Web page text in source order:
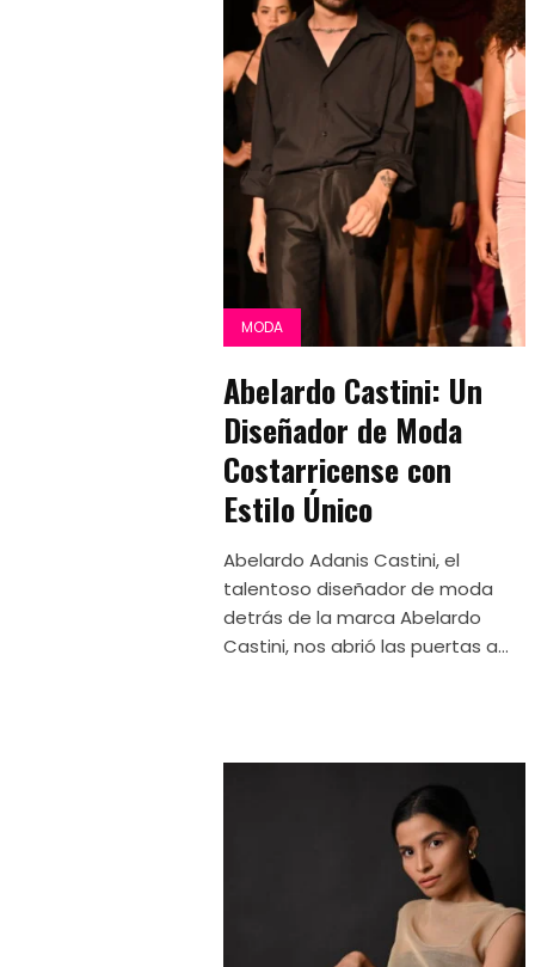
MODA
Abelardo Castini: Un
Diseñador de Moda
Costarricense con
Estilo Único
Abelardo Adanis Castini, el
talentoso diseñador de moda
detrás de la marca Abelardo
Castini, nos abrió las puertas a...